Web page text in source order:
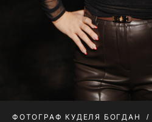
ФОТОГРАФ КУДЕЛЯ БОГДАН